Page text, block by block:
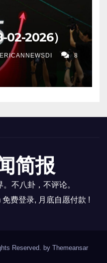
02-2026）
8
简报
不八卦，不评论。
费登录, 月底自愿付款 !
Reserved. by Themeansar